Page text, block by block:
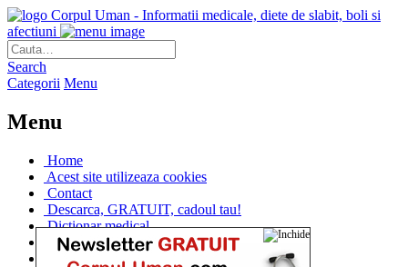
Corpul Uman - Informatii medicale, diete de slabit, boli si
afectiuni
Search
Categorii Menu
Menu
Home
Acest site utilizeaza cookies
Contact
Descarca, GRATUIT, cadoul tau!
Dictionar medical
Dr. Cristina IANUC
Linkuri utile